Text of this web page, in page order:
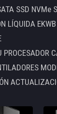
SSD NVMe
LÍQUIDA
PROCESADOR